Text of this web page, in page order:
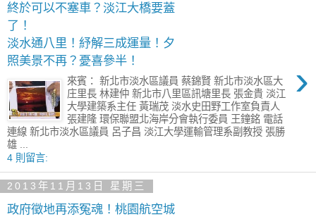
終於可以不塞車？淡江大橋要蓋
了！
淡水通八里！紓解三成運量！夕
照美景不再？憂喜參半！
›
來賓： 新北市淡水區議員 蔡錦賢 新北市淡水區大
庄里長 林建仲 新北市八里區訊塘里長 張金貴 淡江
大學建築系主任 黃瑞茂 淡水史田野工作室負責人
張建隆 環保聯盟北海岸分會執行委員 王鐘銘 電話
連線 新北市淡水區議員 呂子昌 淡江大學運輸管理系副教授 張勝
雄 ...
4 則留言:
2013年11月13日 星期三
政府徵地再添冤魂！桃園航空城